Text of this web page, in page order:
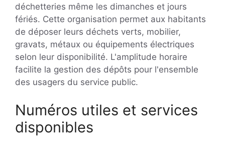
déchetteries même les dimanches et jours
fériés. Cette organisation permet aux habitants
de déposer leurs déchets verts, mobilier,
gravats, métaux ou équipements électriques
selon leur disponibilité. L'amplitude horaire
facilite la gestion des dépôts pour l'ensemble
des usagers du service public.
Numéros utiles et services
disponibles